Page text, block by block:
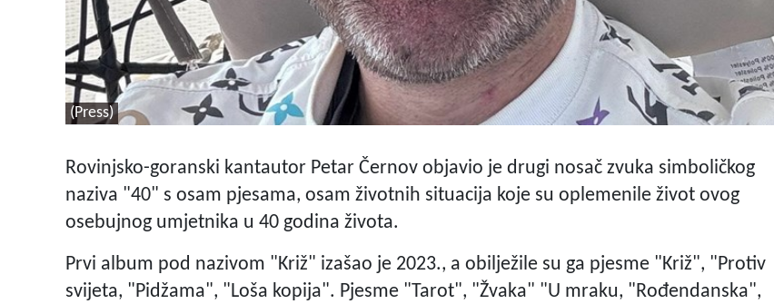
(Press)
Rovinjsko-goranski kantautor Petar Černov objavio je drugi nosač zvuka simboličkog
naziva "40" s osam pjesama, osam životnih situacija koje su oplemenile život ovog
osebujnog umjetnika u 40 godina života.
Prvi album pod nazivom "Križ" izašao je 2023., a obilježile su ga pjesme "Križ", "Protiv
svijeta, "Pidžama", "Loša kopija". Pjesme "Tarot", "Žvaka" "U mraku, "Rođendanska",